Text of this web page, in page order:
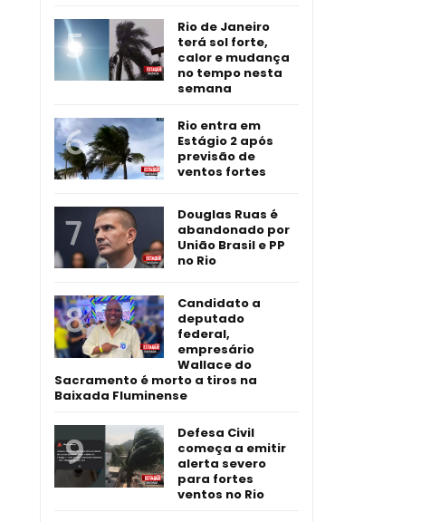
Rio de Janeiro
terá sol forte,
calor e mudança
no tempo nesta
semana
Rio entra em
Estágio 2 após
previsão de
ventos fortes
Douglas Ruas é
abandonado por
União Brasil e PP
no Rio
Candidato a
deputado
federal,
empresário
Wallace do
Sacramento é morto a tiros na
Baixada Fluminense
Defesa Civil
começa a emitir
alerta severo
para fortes
ventos no Rio